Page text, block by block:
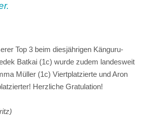
Top 3 beim diesjährigen Känguru-
Batkai (1c) wurde zudem landesweit
Müller (1c) Viertplatzierte und Aron
Herzliche Gratulation!